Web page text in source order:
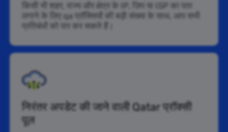
किसी भी शहर, राज्य और क्षेत्र के IP, ज़िप या ISP का पता
लगाने के लिए qa प्रॉक्सियों की बड़ी संख्या के साथ, आप सभी
प्रतिबंधों को पार कर सकते हैं।
निरंतर अपडेट की जाने वाली Qatar प्रॉक्सी
पूल